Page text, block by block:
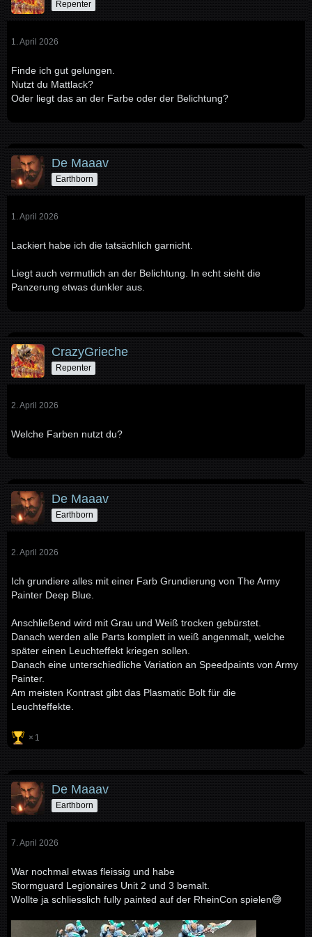
Repenter
1. April 2026
Finde ich gut gelungen.
Nutzt du Mattlack?
Oder liegt das an der Farbe oder der Belichtung?
De Maaav
Earthborn
1. April 2026
Lackiert habe ich die tatsächlich garnicht.
Liegt auch vermutlich an der Belichtung. In echt sieht die
Panzerung etwas dunkler aus.
CrazyGrieche
Repenter
2. April 2026
Welche Farben nutzt du?
De Maaav
Earthborn
2. April 2026
Ich grundiere alles mit einer Farb Grundierung von The Army
Painter Deep Blue.
Anschließend wird mit Grau und Weiß trocken gebürstet.
Danach werden alle Parts komplett in weiß angenmalt, welche
später einen Leuchteffekt kriegen sollen.
Danach eine unterschiedliche Variation an Speedpaints von Army
Painter.
Am meisten Kontrast gibt das Plasmatic Bolt für die
Leuchteffekte.
1
De Maaav
Earthborn
7. April 2026
War nochmal etwas fleissig und habe
Stormguard Legionaires Unit 2 und 3 bemalt.
Wollte ja schliesslich fully painted auf der RheinCon spielen😅